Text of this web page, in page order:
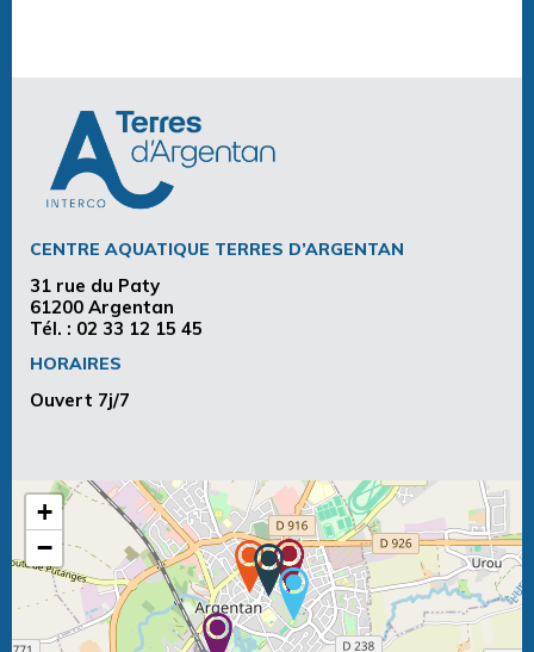
CENTRE AQUATIQUE TERRES D’ARGENTAN
31 rue du Paty
61200 Argentan
Tél. : 02 33 12 15 45
HORAIRES
Ouvert 7j/7
+
−